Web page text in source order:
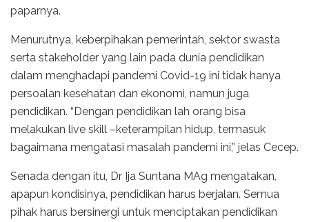
paparnya.
Menurutnya, keberpihakan pemerintah, sektor swasta
serta stakeholder yang lain pada dunia pendidikan
dalam menghadapi pandemi Covid-19 ini tidak hanya
persoalan kesehatan dan ekonomi, namun juga
pendidikan. “Dengan pendidikan lah orang bisa
melakukan live skill –keterampilan hidup, termasuk
bagaimana mengatasi masalah pandemi ini,” jelas Cecep.
Senada dengan itu, Dr Ija Suntana MAg mengatakan,
apapun kondisinya, pendidikan harus berjalan. Semua
pihak harus bersinergi untuk menciptakan pendidikan